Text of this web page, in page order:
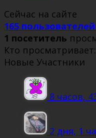
Сейчас на сайте
165 пользователей
1 посетитель
Кто просматривает:
Новые Участники
8 часов,
2 дня, 1